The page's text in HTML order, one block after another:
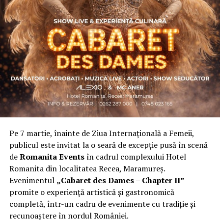
Asociația a fost fondată în 2019, dintr-un context
personal dificil, ca răspuns la întrebări despre
contribuție și sens. A crescut organic și a ajuns astăzi
una dintre cele mai mari comunități de femei
antreprenor din România, cu prezență fizică în mai
multe orașe, inclusiv la Cluj-Napoca.
„Dacă nu eu, atunci cine?”spune clujeancaCarmen
Mihalca, fondatoareaAntreprenoare.ro. Din această
întrebare s-a născut campania.
Cine a ales să fie vizibilă la Cluj
Femeile prezente la evenimentul din Cluj-Napoca
provin din domenii complet diferite. Câteva dintre ele:
Andreea Faur, specialist SEO, spune că a fi vizibilă
înseamnă să te asociezi cu brandul companiei pe care o
reprezinți și să educi publicul țintă. Mesajul ei pentru
Pe 7 martie, înainte de Ziua Internațională a Femeii,
publicul este invitat la o seară de excepție pusă în scenă
deRomanita Eventsîn cadrul complexului Hotel
Romanita din localitatea Recea, Maramureș.
Evenimentul „Cabaret des Dames – Chapter II”
promite o experiență artistică și gastronomică
completă, într-un cadru de evenimente cu tradiție și
recunoaștere în nordul României.